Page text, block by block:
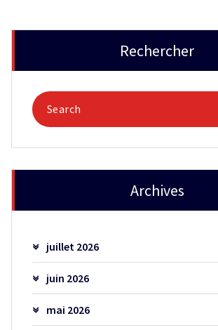
Rechercher
Archives
juillet 2026
juin 2026
mai 2026